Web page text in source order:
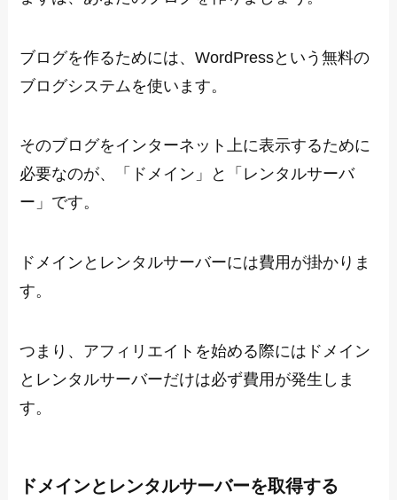
ブログを作るためには、WordPressという無料の
ブログシステムを使います。
そのブログをインターネット上に表示するために
必要なのが、「ドメイン」と「レンタルサーバ
ー」です。
ドメインとレンタルサーバーには費用が掛かりま
す。
つまり、アフィリエイトを始める際にはドメイン
とレンタルサーバーだけは必ず費用が発生しま
す。
ドメインとレンタルサーバーを取得する